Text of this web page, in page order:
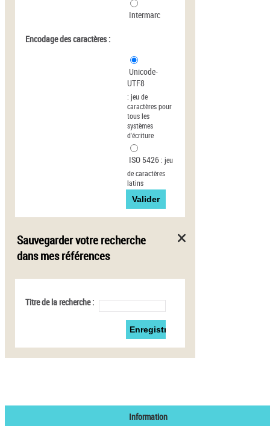
Intermarc
Encodage des caractères :
Unicode-
UTF8
: jeu de
caractères pour
tous les
systèmes
d'écriture
ISO 5426: jeu
de caractères
latins
Sauvegarder votre recherche
dans mes références
Titre de la recherche :
Information